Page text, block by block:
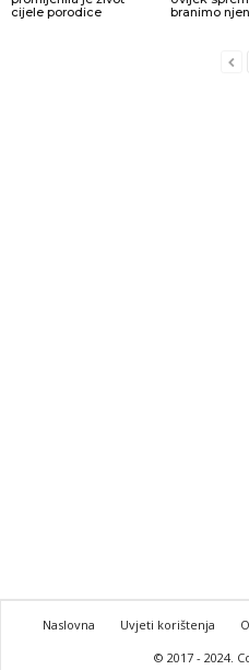
cijele porodice
branimo
Naslovna Uvjeti korištenja
© 2017 - 2024.